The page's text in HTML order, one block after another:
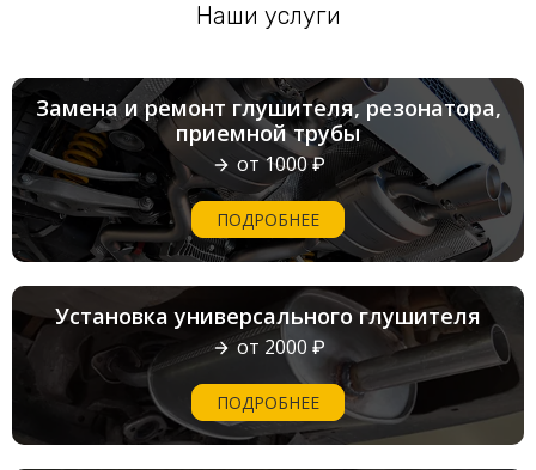
Наши услуги
Замена и ремонт глушителя, резонатора,
приемной трубы
от 1000 ₽
ПОДРОБНЕЕ
Установка универсального глушителя
от 2000 ₽
ПОДРОБНЕЕ